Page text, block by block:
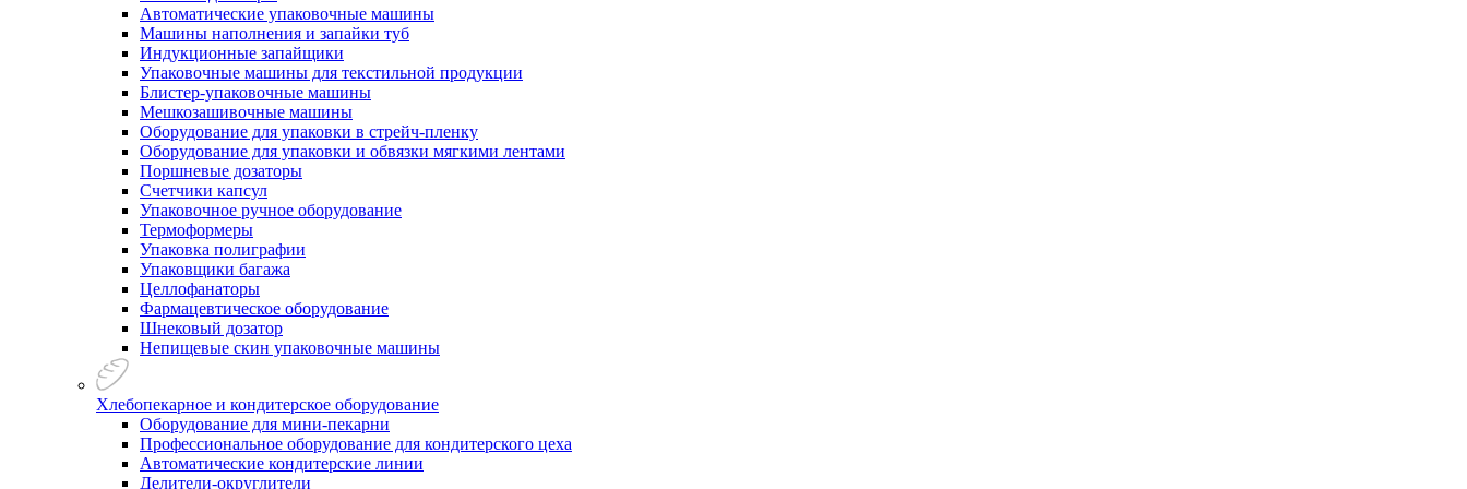
Автоматические упаковочные машины
Машины наполнения и запайки туб
Индукционные запайщики
Упаковочные машины для текстильной продукции
Блистер-упаковочные машины
Мешкозашивочные машины
Оборудование для упаковки в стрейч-пленку
Оборудование для упаковки и обвязки мягкими лентами
Поршневые дозаторы
Счетчики капсул
Упаковочное ручное оборудование
Термоформеры
Упаковка полиграфии
Упаковщики багажа
Целлофанаторы
Фармацевтическое оборудование
Шнековый дозатор
Непищевые скин упаковочные машины
Хлебопекарное и кондитерское оборудование
Оборудование для мини-пекарни
Профессиональное оборудование для кондитерского цеха
Автоматические кондитерские линии
Делители-округлители